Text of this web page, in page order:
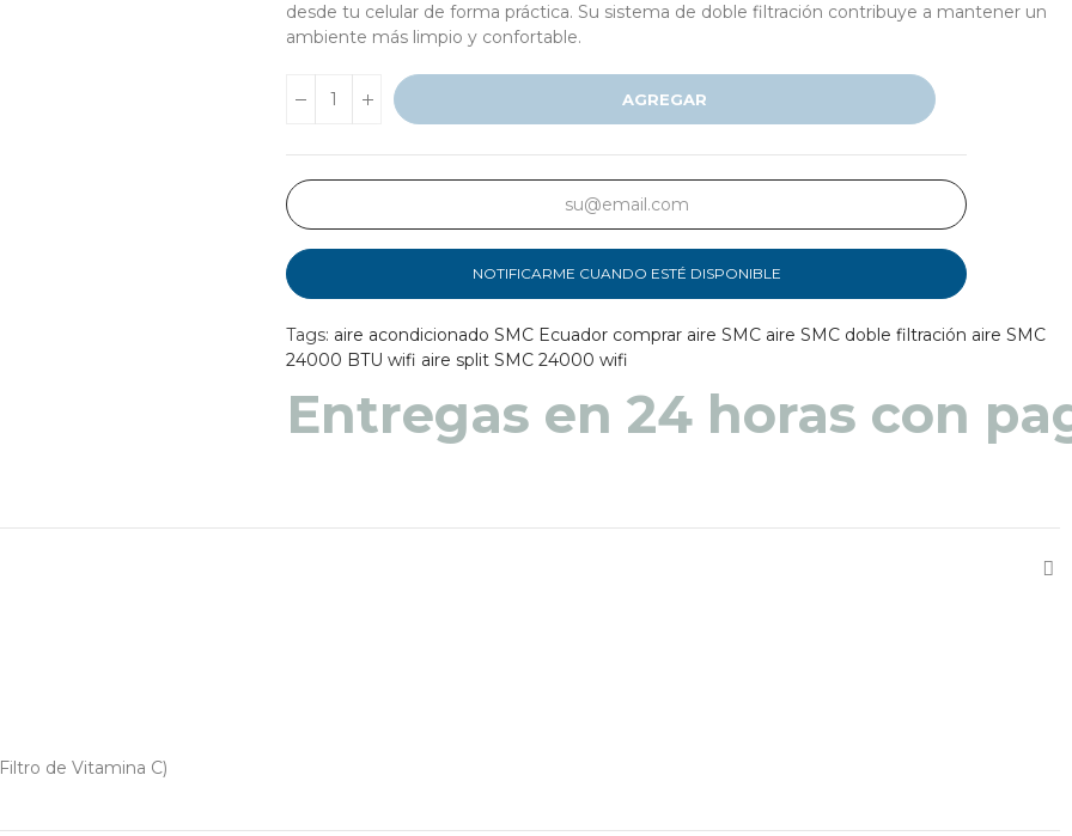
desde tu celular de forma práctica. Su sistema de doble filtración contribuye a mantener un
ambiente más limpio y confortable.
AGREGAR
NOTIFICARME CUANDO ESTÉ DISPONIBLE
Tags: aire acondicionado SMC Ecuador comprar aire SMC aire SMC doble filtración aire SMC
24000 BTU wifi aire split SMC 24000 wifi
Entregas en 48 a 72 horas
de Vitamina C)